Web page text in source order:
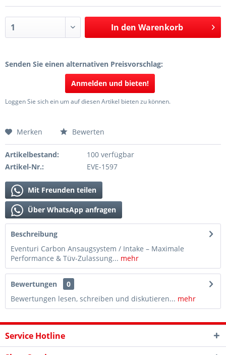
In den Warenkorb
Senden Sie einen alternativen Preisvorschlag:
Anmelden und bieten!
Loggen Sie sich ein um auf diesen Artikel bieten zu können.
Merken Bewerten
Artikelbestand:
100 verfügbar
Artikel-Nr.:
EVE-1597
Mit Freunden teilen
Über WhatsApp anfragen
Beschreibung
Eventuri Carbon Ansaugsystem / Intake – Maximale
Performance & Tüv-Zulassung... mehr
Bewertungen
0
Bewertungen lesen, schreiben und diskutieren... mehr
Service Hotline